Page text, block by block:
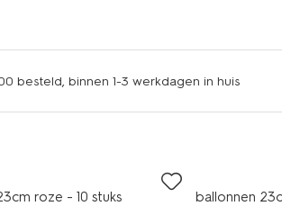
besteld, binnen 1-3 werkdagen in huis
roze - 10 stuks ballonnen